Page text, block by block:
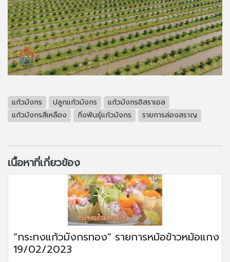
แก้วมังกร ปลูกแก้วมังกร
แก้วมังกรอิสราเอล
แก้วมังกรสีเหลือง
กิ่งพันธ์ุแก้วมังกร รายการล่องสราญ
เนื้อหาที่เกี่ยวข้อง
“กระทงแก้วมังกรทอง” รายการหม้อข้าวหม้อแกง
19/02/2023